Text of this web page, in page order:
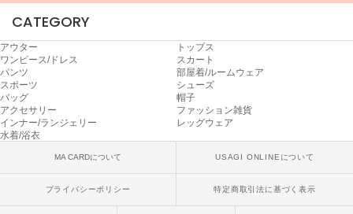
null.
On
オン
Onitsuka Tiger
ORGUE
CATEGORY
アウター
トップス
ワンピース/ドレス
スカート
パンツ
部屋着/ルームウェア
スポーツ
シューズ
バッグ
帽子
アクセサリー
ファッション雑貨
インナー/ランジェリー
レッグウェア
水着/浴衣
MA CARDについて USAGI ONLINEについて
プライバシーポリシー 特定商取引法に基づく表示